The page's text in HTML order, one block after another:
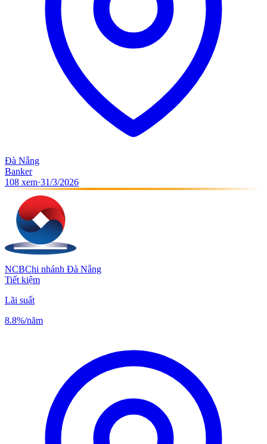
Đà Nẵng
Banker
108 xem·31/3/2026
NCBChi nhánh Đà Nẵng
Tiết kiệm
Lãi suất
8.8%/năm